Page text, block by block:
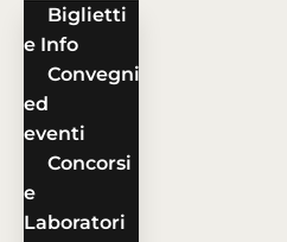
Biglietti
e Info
Convegni
ed
eventi
Concorsi
e
Laboratori